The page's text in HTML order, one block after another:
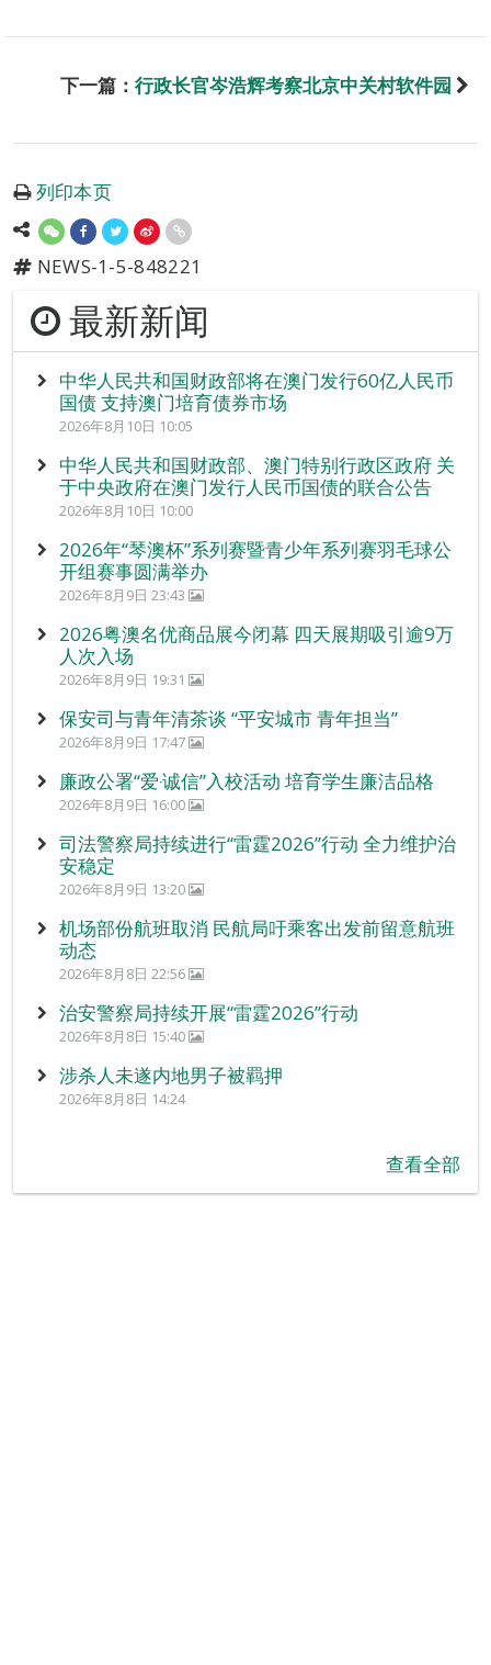
下一篇： 行政长官岑浩辉考察北京中关村软件园
列印本页
NEWS-1-5-848221
最新新闻
中华人民共和国财政部将在澳门发行60亿人民币
国债 支持澳门培育债券市场
2026年8月10日 10:05
中华人民共和国财政部、澳门特别行政区政府 关
于中央政府在澳门发行人民币国债的联合公告
2026年8月10日 10:00
2026年“琴澳杯”系列赛暨青少年系列赛羽毛球公
开组赛事圆满举办
2026年8月9日 23:43
2026粤澳名优商品展今闭幕 四天展期吸引逾9万
人次入场
2026年8月9日 19:31
保安司与青年清茶谈 “平安城市 青年担当”
2026年8月9日 17:47
廉政公署“爱‧诚信”入校活动 培育学生廉洁品格
2026年8月9日 16:00
司法警察局持续进行“雷霆2026”行动 全力维护治
安稳定
2026年8月9日 13:20
机场部份航班取消 民航局吁乘客出发前留意航班
动态
2026年8月8日 22:56
治安警察局持续开展“雷霆2026”行动
2026年8月8日 15:40
涉杀人未遂内地男子被羁押
2026年8月8日 14:24
查看全部